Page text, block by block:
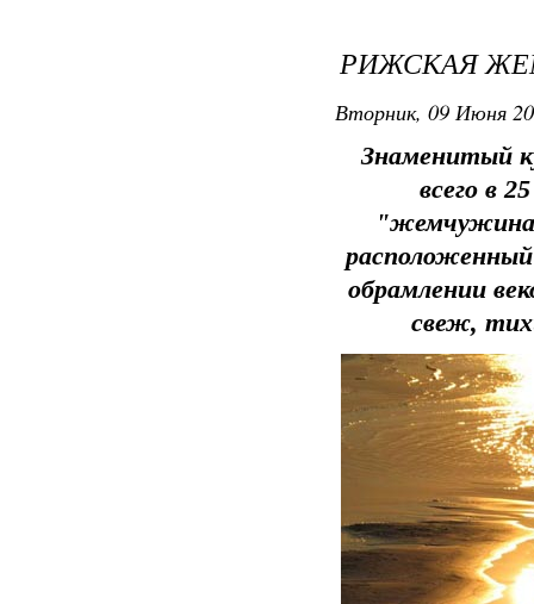
РИЖСКАЯ
Вторник, 09 Июня
Знаменитый
всего в
обрамлении
свеж,